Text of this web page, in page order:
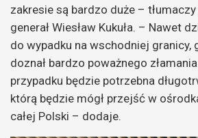
zakresie są bardzo duże –
generał Wiesław Kukuła. – Nawet
do wypadku na wschodniej granicy,
doznał bardzo poważnego
przypadku będzie potrzebna
którą będzie mógł przejść w
całej Polski – dodaje.